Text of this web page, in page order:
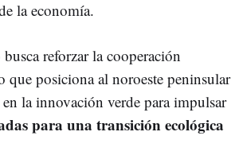
la economía.
reforzar la cooperación
que posiciona al noroeste peninsular
la innovación verde para impulsar
para una transición ecológica